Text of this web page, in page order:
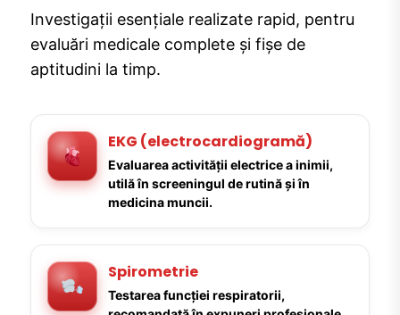
Investigații esențiale realizate rapid, pentru
evaluări medicale complete și fișe de
aptitudini la timp.
EKG (electrocardiogramă)
Evaluarea activității electrice a inimii,
utilă în screeningul de rutină și în
medicina muncii.
Spirometrie
Testarea funcției respiratorii,